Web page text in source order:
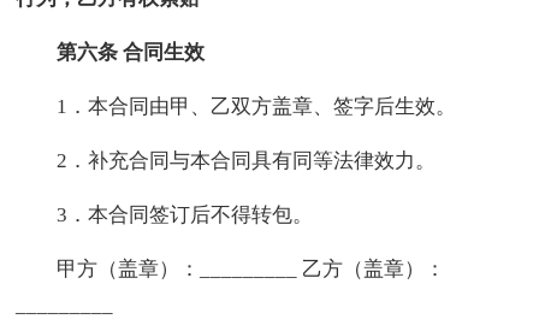
第六条 合同生效
1．本合同由甲、乙双方盖章、签字后生效。
2．补充合同与本合同具有同等法律效力。
3．本合同签订后不得转包。
甲方（盖章）：_________ 乙方（盖章）：